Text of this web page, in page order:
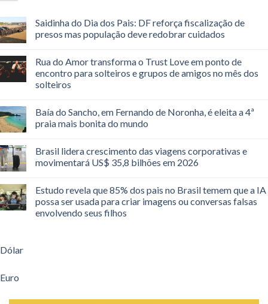
Saidinha do Dia dos Pais: DF reforça fiscalização de
presos mas população deve redobrar cuidados
Rua do Amor transforma o Trust Love em ponto de
encontro para solteiros e grupos de amigos no mês dos
solteiros
Baía do Sancho, em Fernando de Noronha, é eleita a 4ª
praia mais bonita do mundo
Brasil lidera crescimento das viagens corporativas e
movimentará US$ 35,8 bilhões em 2026
Estudo revela que 85% dos pais no Brasil temem que a IA
possa ser usada para criar imagens ou conversas falsas
envolvendo seus filhos
Dólar
Euro